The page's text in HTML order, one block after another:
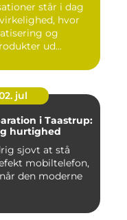
står i dag
hvor
og
ud...
jul
i Taastrup:
hurtighed
sjovt at stå
mobiltelefon,
den moderne